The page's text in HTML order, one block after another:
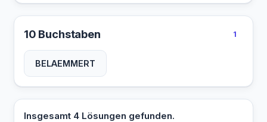
10 Buchstaben 1
BELAEMMERT
Insgesamt 4 Lösungen gefunden.